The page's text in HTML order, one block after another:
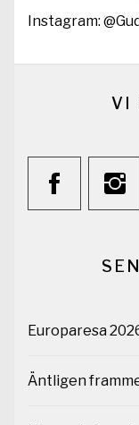
Instagram:
VI
Europaresa
Äntligen